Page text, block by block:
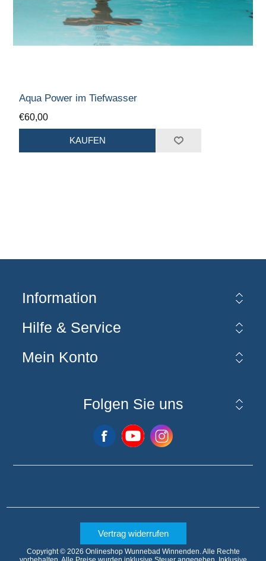
Aqua Power im Tiefwasser
€60,00
KAUFEN
Information
Hilfe & Service
Mein Konto
Folgen Sie uns
Vertrag widerrufen
Copyright © 2026 Onlineshop Wunnebad Winnenden. Alle Rechte